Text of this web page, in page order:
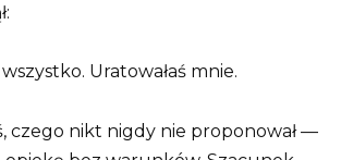
Uratowałaś mnie.
czego nikt nigdy nie proponował —